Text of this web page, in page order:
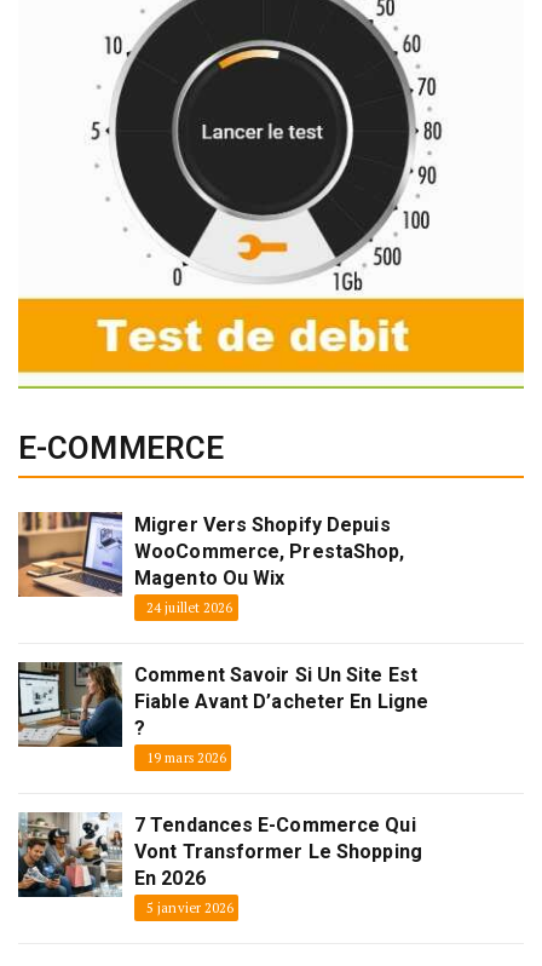
E-COMMERCE
Migrer Vers Shopify Depuis
WooCommerce, PrestaShop,
Magento Ou Wix
24 juillet 2026
Comment Savoir Si Un Site Est
Fiable Avant D’acheter En Ligne
?
19 mars 2026
7 Tendances E-Commerce Qui
Vont Transformer Le Shopping
En 2026
5 janvier 2026